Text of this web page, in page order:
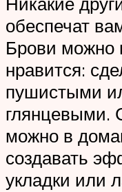
обеспечат
Брови можно
нравится:
пушистыми
можно в
создавать
укладки или